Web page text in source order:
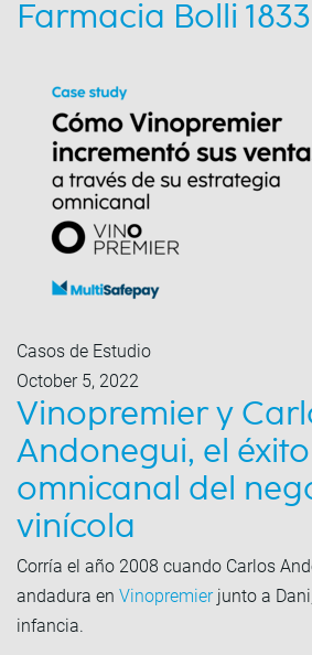
Farmacia Bolli 1833
Casos de Estudio
October 5, 2022
Vinopremier y
Andonegui, el éxito
omnicanal del
vinícola
Corría el año 2008 cuando Carlos
andadura en Vinopremierjunto a
infancia.